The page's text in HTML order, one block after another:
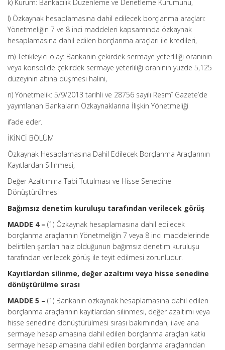
k) Kurum: Bankacılık Düzenleme ve Denetleme Kurumunu,
l) Özkaynak hesaplamasına dahil edilecek borçlanma araçları:
Yönetmeliğin 7 ve 8 inci maddeleri kapsamında özkaynak
hesaplamasına dahil edilen borçlanma araçları ile kredileri,
m) Tetikleyici olay: Bankanın çekirdek sermaye yeterliliği oranının
veya konsolide çekirdek sermaye yeterliliği oranının yüzde 5,125
düzeyinin altına düşmesi halini,
n) Yönetmelik: 5/9/2013 tarihli ve 28756 sayılı Resmî Gazete’de
yayımlanan Bankaların Özkaynaklarına İlişkin Yönetmeliği
ifade eder.
İKİNCİ BÖLÜM
Özkaynak Hesaplamasına Dahil Edilecek Borçlanma Araçlarının
Kayıtlardan Silinmesi,
Değer Azaltımına Tabi Tutulması ve Hisse Senedine
Dönüştürülmesi
Bağımsız denetim kuruluşu tarafından verilecek görüş
MADDE 4 – (1) Özkaynak hesaplamasına dahil edilecek
borçlanma araçlarının Yönetmeliğin 7 veya 8 inci maddelerinde
belirtilen şartları haiz olduğunun bağımsız denetim kuruluşu
tarafından verilecek görüş ile teyit edilmesi zorunludur.
Kayıtlardan silinme, değer azaltımı veya hisse senedine
dönüştürülme sırası
MADDE 5 – (1) Bankanın özkaynak hesaplamasına dahil edilen
borçlanma araçlarının kayıtlardan silinmesi, değer azaltımı veya
hisse senedine dönüştürülmesi sırası bakımından, ilave ana
sermaye hesaplamasına dahil edilen borçlanma araçları katkı
sermaye hesaplamasına dahil edilen borçlanma araçlarından